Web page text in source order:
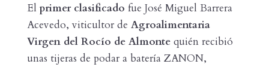
El primer clasificado fue José Miguel Barrera
Acevedo, viticultor de Agroalimentaria
Virgen del Rocío de Almontequién recibió
unas tijeras de podar a batería ZANON,